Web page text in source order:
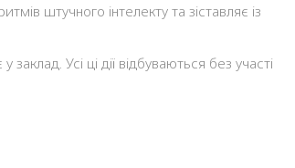
штучного інтелекту та зіставляє із
Усі ці дії відбуваються без участі